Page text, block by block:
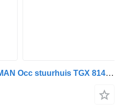
Crémaillère de direction MAN Occ stuurhuis TGX 81466013480 pour camion